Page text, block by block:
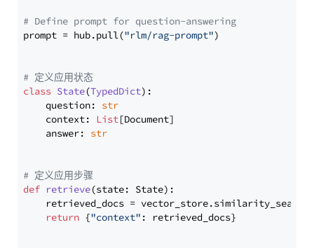
# Define prompt for question-answering
prompt = hub.pull("rlm/rag-prompt")
# 定义应用状态
class State(TypedDict):
    question:
str
    context:
List[Document]
    answer:
str
# 定义应用步骤
def retrieve(state: State):
retrieved_docs =
return {"context" : retrieved_docs}